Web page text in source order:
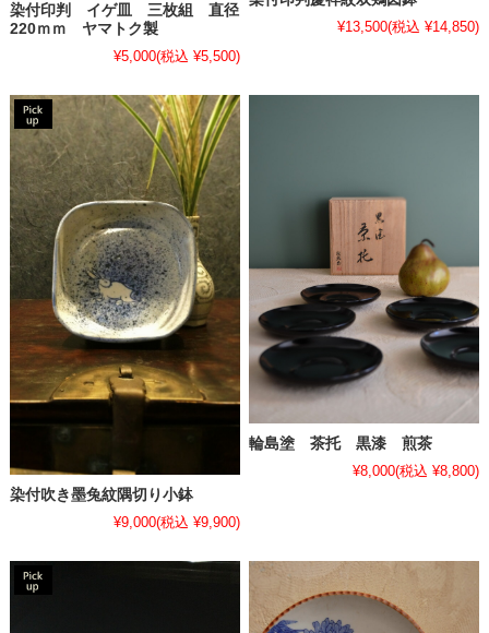
染付印判 イゲ皿 三枚組 直径
220ｍｍ ヤマトク製
¥5,000(税込 ¥5,500)
¥13,500(税込 ¥14,850)
染付吹き墨兔紋隅切り小鉢
¥9,000(税込 ¥9,900)
輪島塗 茶托 黒漆 煎茶
¥8,000(税込 ¥8,800)